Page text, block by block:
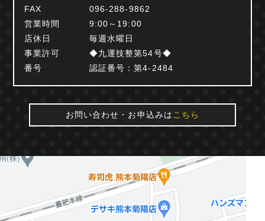
FAX
096-288-9862
営業時間
9:00～19:00
店休日
毎週水曜日
事業許可
番号
◆九運技整第54号◆
認証番号：第4-2484
お問い合わせ・お申込みはこちら